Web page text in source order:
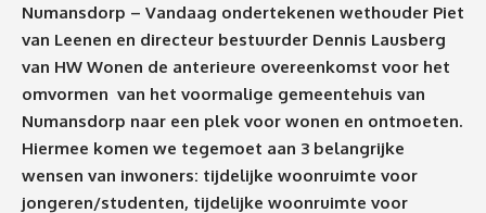
Numansdorp – Vandaag ondertekenen wethouder Piet
van Leenen en directeur bestuurder Dennis Lausberg
van HW Wonen de anterieure overeenkomst voor het
omvormen van het voormalige gemeentehuis van
Numansdorp naar een plek voor wonen en ontmoeten.
Hiermee komen we tegemoet aan 3 belangrijke
wensen van inwoners: tijdelijke woonruimte voor
jongeren/studenten, tijdelijke woonruimte voor